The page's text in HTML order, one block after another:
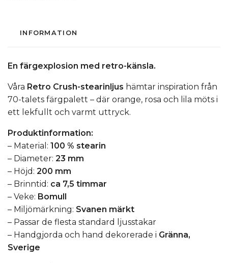
INFORMATION
En färgexplosion med retro-känsla.
Våra Retro Crush-stearinljus hämtar inspiration från
70-talets färgpalett – där orange, rosa och lila möts i
ett lekfullt och varmt uttryck.
Produktinformation:
– Material: 100 % stearin
– Diameter: 23 mm
– Höjd: 200 mm
– Brinntid: ca 7,5 timmar
– Veke: Bomull
– Miljömärkning: Svanen märkt
– Passar de flesta standard ljusstakar
– Handgjorda och hand dekorerade i Gränna,
Sverige